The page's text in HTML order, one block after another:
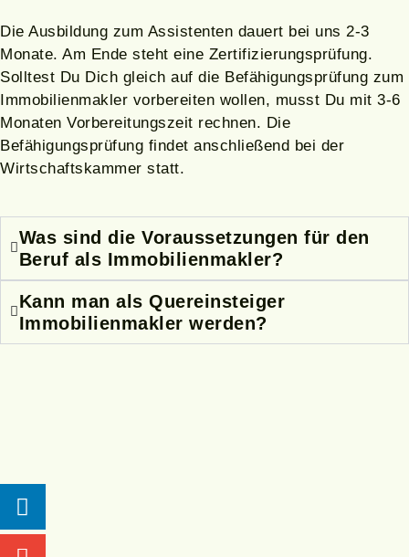
Die Ausbildung zum Assistenten dauert bei uns 2-3
Monate. Am Ende steht eine Zertifizierungsprüfung.
Solltest Du Dich gleich auf die Befähigungsprüfung zum
Immobilienmakler vorbereiten wollen, musst Du mit 3-6
Monaten Vorbereitungszeit rechnen. Die
Befähigungsprüfung findet anschließend bei der
Wirtschaftskammer statt.
Was sind die Voraussetzungen für den
Beruf als Immobilienmakler?
Kann man als Quereinsteiger
Immobilienmakler werden?